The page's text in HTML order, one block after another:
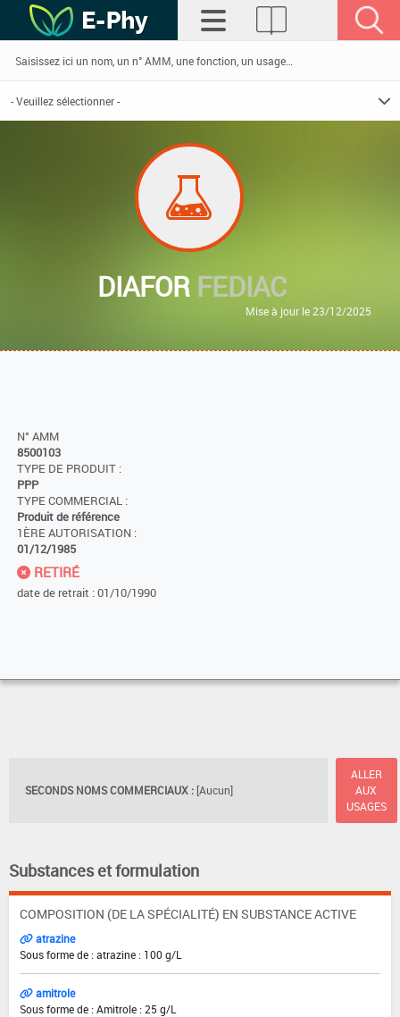
DIAFOR FEDIAC
Mise à jour le 23/12/2025
N° AMM
8500103
TYPE DE PRODUIT :
PPP
TYPE COMMERCIAL :
Produit de référence
1ÈRE AUTORISATION :
01/12/1985
RETIRÉ
date de retrait : 01/10/1990
SECONDS NOMS COMMERCIAUX : [Aucun]
ALLER
AUX
USAGES
Substances et formulation
COMPOSITION (DE LA SPÉCIALITÉ) EN SUBSTANCE ACTIVE
atrazine
Sous forme de : atrazine : 100 g/L
amitrole
Sous forme de : Amitrole : 25 g/L